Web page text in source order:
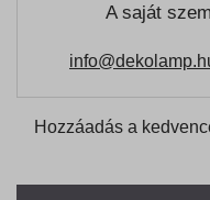
A saját
Hozzáadás a